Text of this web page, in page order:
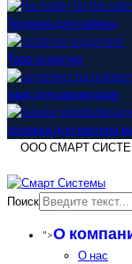
Тележка для кабины
Тара оснастка
тара для радиаторов
тележка для картера
ООО СМАРТ
Поиск
">О
О нас